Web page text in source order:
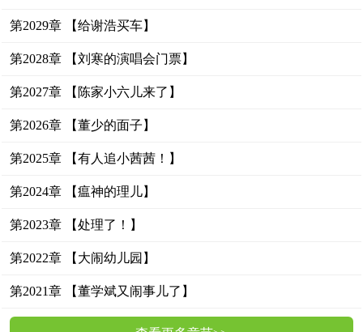
第2029章 【给谢浩买车】
第2028章 【刘寒的演唱会门票】
第2027章 【陈家小六儿来了】
第2026章 【董少的面子】
第2025章 【有人追小茜茜！】
第2024章 【瘟神的理儿】
第2023章 【处理了！】
第2022章 【大闹幼儿园】
第2021章 【董学斌又闹事儿了】